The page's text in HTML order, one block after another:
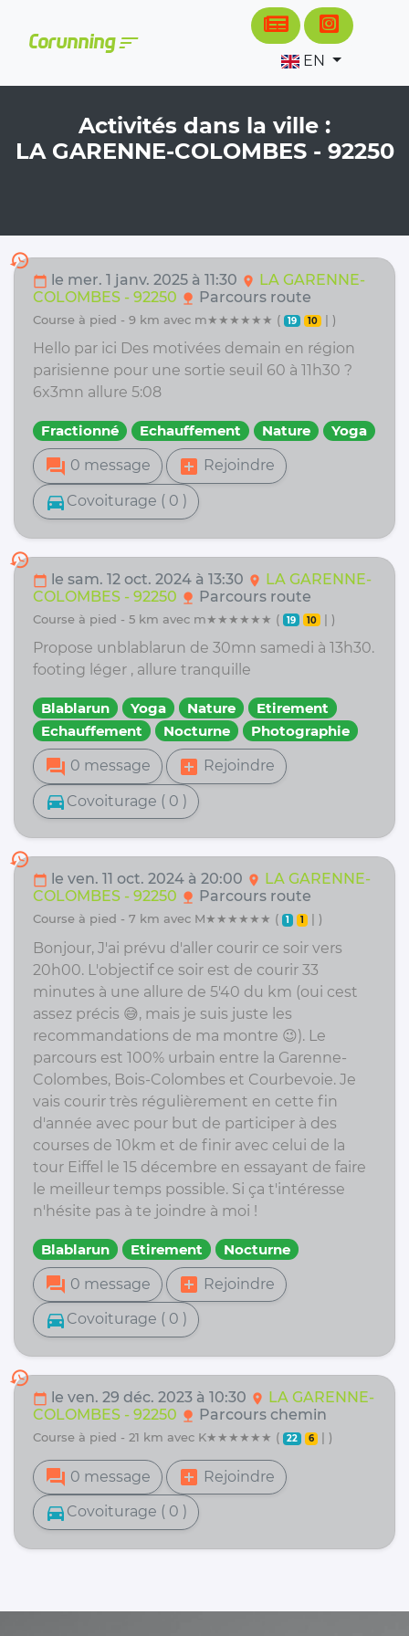
Corunningsort
EN
Activités dans la ville :
LA GARENNE-COLOMBES - 92250
history
calendar_today le mer. 1 janv. 2025 à 11:30 location_on LA GARENNE-
COLOMBES - 92250 nature Parcours route
course à pied - 9 km avec m★★★★★★ ( 19 10 | )
Hello par ici Des motivées demain en région
parisienne pour une sortie seuil 60 à 11h30 ?
6x3mn allure 5:08
Fractionné Echauffement Nature Yoga
forum 0 message add_box Rejoindre
directions_car Covoiturage ( 0 )
history
calendar_today le sam. 12 oct. 2024 à 13:30 location_on LA GARENNE-
COLOMBES - 92250 nature Parcours route
course à pied - 5 km avec m★★★★★★ ( 19 10 | )
Propose unblablarun de 30mn samedi à 13h30.
footing léger , allure tranquille
Blablarun Yoga Nature
Etirement
Echauffement
Nocturne Photographie
forum 0 message add_box Rejoindre
directions_car Covoiturage ( 0 )
history
calendar_today le ven. 11 oct. 2024 à 20:00 location_on
LA GARENNE-
COLOMBES - 92250 nature Parcours route
course à pied - 7 km avec M★★★★★★ ( 1 1 | )
Bonjour, J'ai prévu d'aller courir ce soir vers
20h00. L'objectif ce soir est de courir 33
minutes à une allure de 5'40 du km (oui cest
assez précis 😅, mais je suis juste les
recommandations de ma montre 😉). Le
parcours est 100% urbain entre la Garenne-
Colombes, Bois-Colombes et Courbevoie. Je
vais courir très régulièrement en cette fin
d'année avec pour but de participer à des
courses de 10km et de finir avec celui de la
tour Eiffel le 15 décembre en essayant de faire
le meilleur temps possible. Si ça t'intéresse
n'hésite pas à te joindre à moi !
Blablarun Etirement Nocturne
forum 0 message add_box Rejoindre
directions_car Covoiturage ( 0 )
history
calendar_today le ven. 29 déc. 2023 à 10:30 location_on LA GARENNE-
COLOMBES - 92250 nature Parcours chemin
course à pied - 21 km avec K★★★★★★ ( 22 6 | )
forum 0 message add_box Rejoindre
directions_car Covoiturage ( 0 )